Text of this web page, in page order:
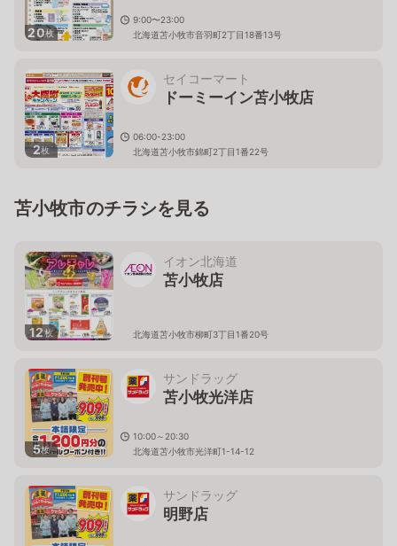
20枚
9:00〜23:00
北海道苫小牧市音羽町2丁目18番13号
2枚
セイコーマート
ドーミーイン苫小牧店
06:00-23:00
北海道苫小牧市錦町2丁目1番22号
苫小牧市のチラシを見る
12枚
イオン北海道
苫小牧店
北海道苫小牧市柳町3丁目1番20号
5枚
サンドラッグ
苫小牧光洋店
10:00～20:30
北海道苫小牧市光洋町1-14-12
サンドラッグ
明野店